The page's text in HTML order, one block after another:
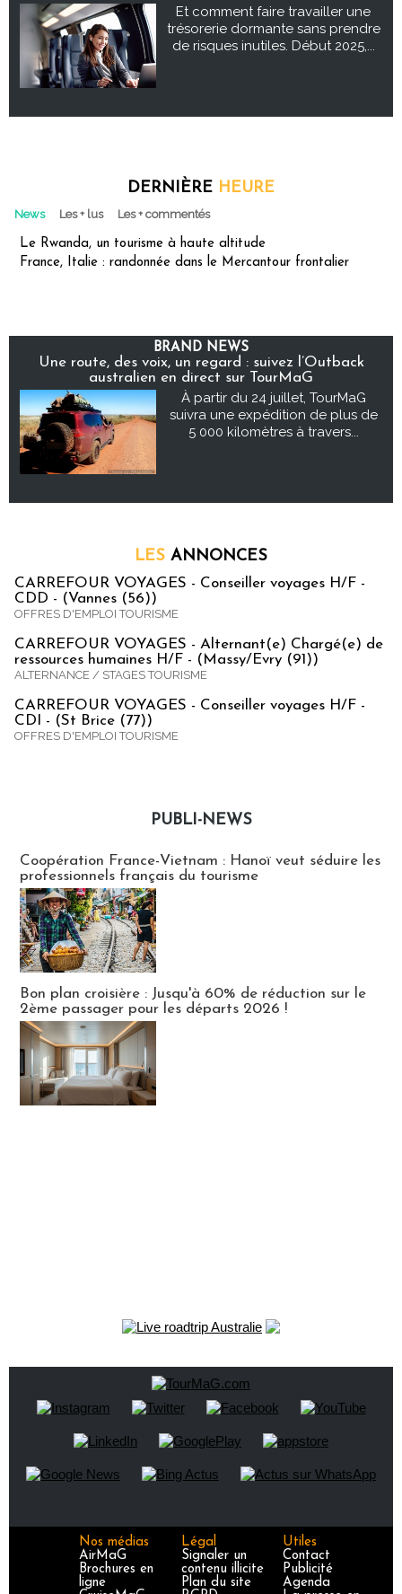
Et comment faire travailler une
trésorerie dormante sans prendre
de risques inutiles. Début 2025,...
DERNIÈRE HEURE
News Les + lus Les + commentés
Le Rwanda, un tourisme à haute altitude
France, Italie : randonnée dans le Mercantour frontalier
BRAND NEWS
Une route, des voix, un regard : suivez l’Outback
australien en direct sur TourMaG
À partir du 24 juillet, TourMaG
suivra une expédition de plus de
5 000 kilomètres à travers...
LES ANNONCES
CARREFOUR VOYAGES - Conseiller voyages H/F -
CDD - (Vannes (56))
OFFRES D'EMPLOI TOURISME
CARREFOUR VOYAGES - Alternant(e) Chargé(e) de
ressources humaines H/F - (Massy/Evry (91))
ALTERNANCE / STAGES TOURISME
CARREFOUR VOYAGES - Conseiller voyages H/F -
CDI - (St Brice (77))
OFFRES D'EMPLOI TOURISME
PUBLI-NEWS
Coopération France-Vietnam : Hanoï veut séduire les
professionnels français du tourisme
Bon plan croisière : Jusqu'à 60% de réduction sur le
2ème passager pour les départs 2026 !
Nos médias
AirMaG
Brochures en
ligne
Légal
Signaler un
contenu illicite
Plan du site
Utiles
Contact
Publicité
Agenda